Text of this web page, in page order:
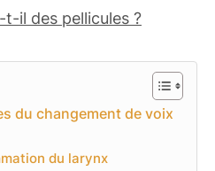
il des pellicules ?
du changement de voix
du larynx